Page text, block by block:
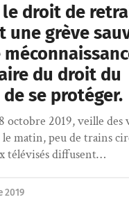
le droit de
une grève
du droit du
se protéger.
octobre 2019, veille des
matin, peu de trains
télévisés diffusent…
2019